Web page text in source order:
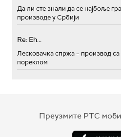
Да ли сте знали да се најбоље
производе у Србији
Re: Eh...
Лесковачка спржа – производ
пореклом
Преузмите РТС